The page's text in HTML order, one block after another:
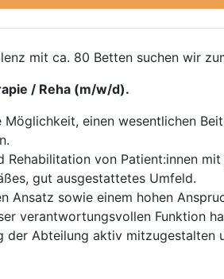
mit ca. 80 Betten suchen wir
/ Reha (m/w/d).
einen wesentlichen
Rehabilitation von Patient:innen
gut ausgestattetes Umfeld.
Ansatz sowie einem hohen
verantwortungsvollen Funktion
Abteilung aktiv mitzugestalten